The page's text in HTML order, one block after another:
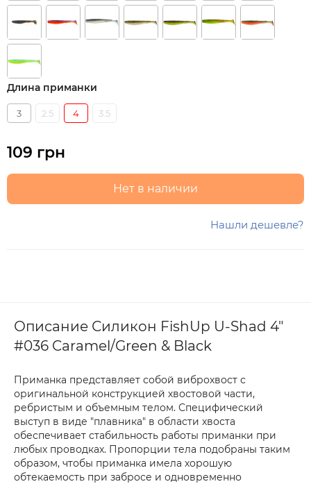
Длина приманки
3 2.5 4 3.5
109 грн
Нет в наличии
Нашли дешевле?
Описание Силикон FishUp U-Shad 4"
#036 Caramel/Green & Black
Приманка представляет собой виброхвост с
оригинальной конструкцией хвостовой части,
ребристым и объемным телом. Специфический
выступ в виде "плавника" в области хвоста
обеспечивает стабильность работы приманки при
любых проводках. Пропорции тела подобраны таким
образом, чтобы приманка имела хорошую
обтекаемость при забросе и одновременно